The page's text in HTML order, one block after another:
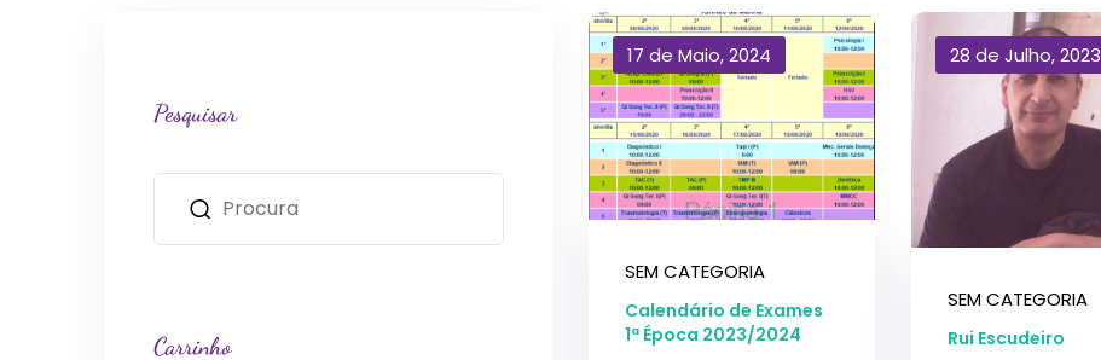
17 de Maio, 2024
SEM CATEGORIA
Calendário de Exames
1ª Época 2023/2024
28 de Julho, 2023
SEM CATEGORIA
Rui Escudeiro
Pesquisar
Carrinho
Lembrar-me Perdeu sua senha?